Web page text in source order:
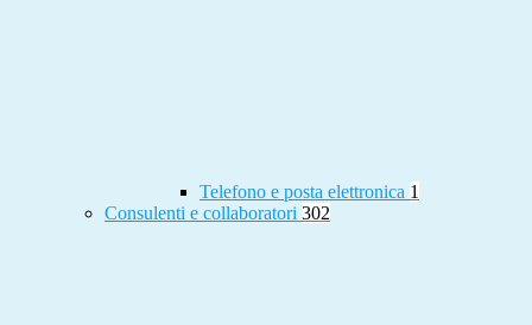
Telefono e posta elettronica 1
Consulenti e collaboratori 302